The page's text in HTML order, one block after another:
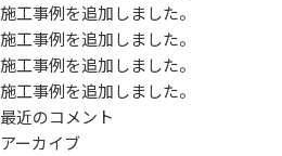
施工事例を追加しました。
施工事例を追加しました。
施工事例を追加しました。
施工事例を追加しました。
最近のコメント
アーカイブ